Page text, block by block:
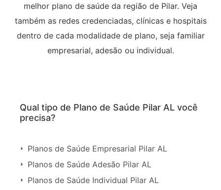
melhor plano de saúde da região de Pilar. Veja
também as redes credenciadas, clínicas e hospitais
dentro de cada modalidade de plano, seja familiar
empresarial, adesão ou individual.
Qual tipo de Plano de Saúde Pilar AL você
precisa?
Planos de Saúde Empresarial Pilar AL
Planos de Saúde Adesão Pilar AL
Planos de Saúde Individual Pilar AL